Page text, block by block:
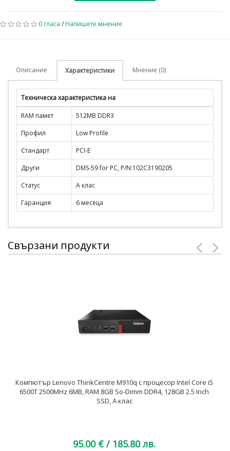
0 гласа /Напишете мнение
Описание Характеристики Мнение (0)
Техническа характеристика на
RAM памет
512MB DDR3
Профил
Low Profile
Стандарт
PCI-E
Други
DMS-59 for PC, P/N:102C3190205
Статус
A клас
Гаранция
6 месеца
Свързани продукти
Компютър Lenovo ThinkCentre M910q с процесор Intel Core i5
6500T 2500MHz 6MB, RAM 8GB So-Dimm DDR4, 128GB 2.5 Inch
SSD, A клас
95.00 € / 185.80 лв.